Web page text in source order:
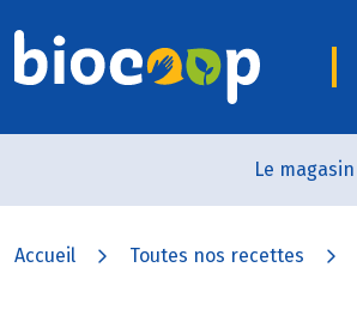
Le magasin
Accueil Toutes nos recettes